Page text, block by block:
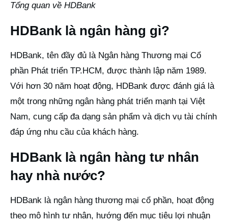
Tổng quan về HDBank
HDBank là ngân hàng gì?
HDBank, tên đầy đủ là Ngân hàng Thương mại Cổ
phần Phát triển TP.HCM, được thành lập năm 1989.
Với hơn 30 năm hoạt động, HDBank được đánh giá là
một trong những ngân hàng phát triển mạnh tại Việt
Nam, cung cấp đa dạng sản phẩm và dịch vụ tài chính
đáp ứng nhu cầu của khách hàng.
HDBank là ngân hàng tư nhân
hay nhà nước?
HDBank là ngân hàng thương mại cổ phần, hoạt động
theo mô hình tư nhân, hướng đến mục tiêu lợi nhuận